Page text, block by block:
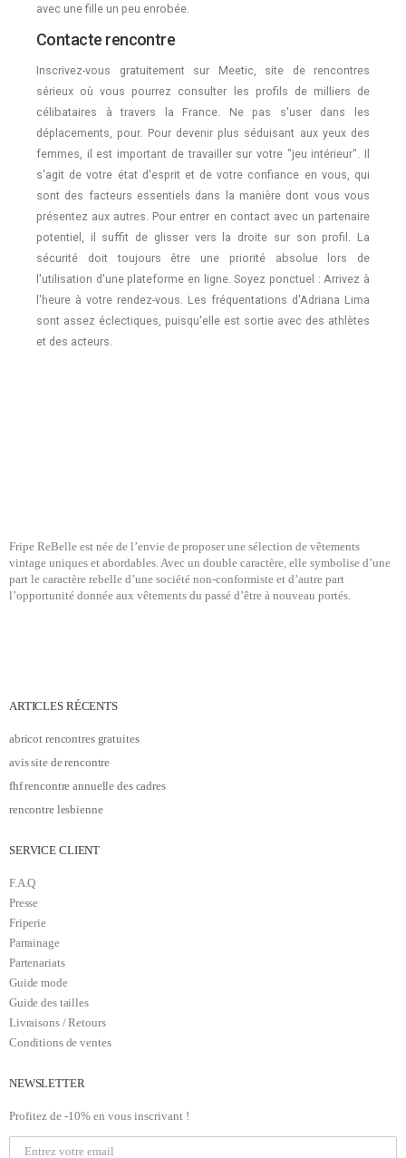
avec une fille un peu enrobée.
Contacte rencontre
Inscrivez-vous gratuitement sur Meetic, site de rencontres
sérieux où vous pourrez consulter les profils de milliers de
célibataires à travers la France. Ne pas s'user dans les
déplacements, pour. Pour devenir plus séduisant aux yeux des
femmes, il est important de travailler sur votre "jeu intérieur". Il
s'agit de votre état d'esprit et de votre confiance en vous, qui
sont des facteurs essentiels dans la manière dont vous vous
présentez aux autres. Pour entrer en contact avec un partenaire
potentiel, il suffit de glisser vers la droite sur son profil. La
sécurité doit toujours être une priorité absolue lors de
l'utilisation d'une plateforme en ligne. Soyez ponctuel : Arrivez à
l'heure à votre rendez-vous. Les fréquentations d'Adriana Lima
sont assez éclectiques, puisqu'elle est sortie avec des athlètes
et des acteurs.
Fripe ReBelle est née de l’envie de proposer une sélection de vêtements
vintage uniques et abordables. Avec un double caractère, elle symbolise d’une
part le caractère rebelle d’une société non-conformiste et d’autre part
l’opportunité donnée aux vêtements du passé d’être à nouveau portés.
ARTICLES RÉCENTS
abricot rencontres gratuites
avis site de rencontre
fhf rencontre annuelle des cadres
rencontre lesbienne
SERVICE CLIENT
F.A.Q
Presse
Friperie
Parrainage
Partenariats
Guide mode
Guide des tailles
Livraisons / Retours
Conditions de ventes
NEWSLETTER
Profitez de -10% en vous inscrivant !